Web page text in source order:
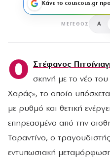
Κάνε το couscous.gr
ΜΈΓΕΘΟΣ A
Ο Στέφανος
σκηνή με το νέο
Χαράς», το οποίο
με ρυθμό και θετική
επηρεασμένο από την
Ταραντίνο, ο τραγουδιστής
εντυπωσιακή